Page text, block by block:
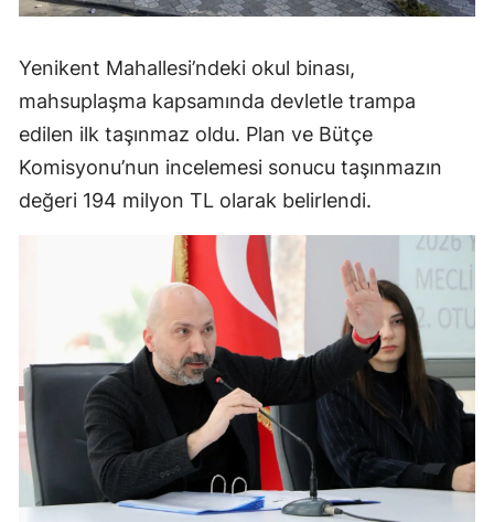
Yenikent Mahallesi’ndeki okul binası,
mahsuplaşma kapsamında devletle trampa
edilen ilk taşınmaz oldu. Plan ve Bütçe
Komisyonu’nun incelemesi sonucu taşınmazın
değeri 194 milyon TL olarak belirlendi.